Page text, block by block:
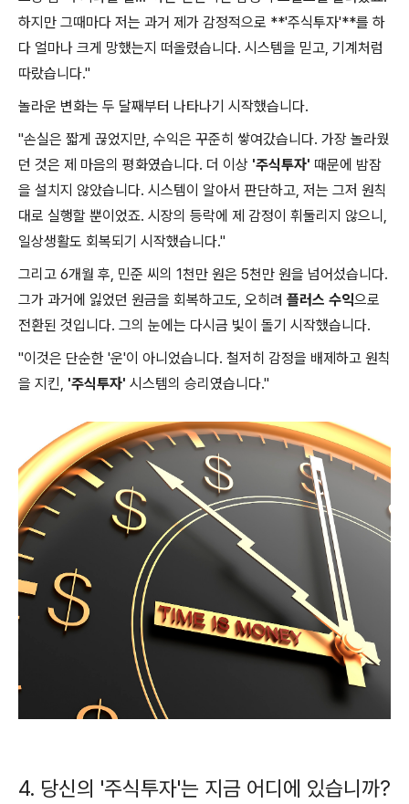
하지만 그때마다 저는 과거 제가 감정적으로 **'주식투자'**를 하
다 얼마나 크게 망했는지 떠올렸습니다. 시스템을 믿고, 기계처럼
따랐습니다."
놀라운 변화는 두 달째부터 나타나기 시작했습니다.
"손실은 짧게 끊었지만, 수익은 꾸준히 쌓여갔습니다. 가장 놀라웠
던 것은 제 마음의 평화였습니다. 더 이상 '주식투자' 때문에 밤잠
을 설치지 않았습니다. 시스템이 알아서 판단하고, 저는 그저 원칙
대로 실행할 뿐이었죠. 시장의 등락에 제 감정이 휘둘리지 않으니,
일상생활도 회복되기 시작했습니다."
그리고 6개월 후, 민준 씨의 1천만 원은 5천만 원을 넘어섰습니다.
그가 과거에 잃었던 원금을 회복하고도, 오히려 플러스 수익으로
전환된 것입니다. 그의 눈에는 다시금 빛이 돌기 시작했습니다.
"이것은 단순한 '운'이 아니었습니다. 철저히 감정을 배제하고 원칙
을 지킨, '주식투자' 시스템의 승리였습니다."
4. 당신의 '주식투자'는 지금 어디에 있습니까?